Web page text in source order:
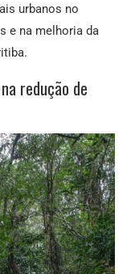
urbanos no
e na melhoria da
redução de